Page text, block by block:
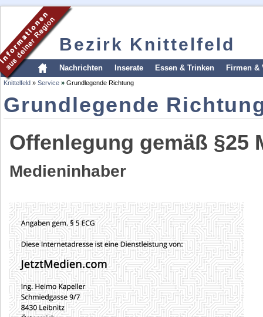
Bezirk Knittelfeld
Nachrichten Inserate Essen & Trinken Firmen &
Knittelfeld » Service » Grundlegende Richtung
Grundlegende
Offenlegung gemäß §25
Medieninhaber